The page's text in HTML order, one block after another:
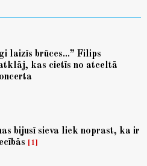
laizīs brūces...” Filips
kas cietīs no atceltā
bijusī sieva liek noprast, ka ir
1